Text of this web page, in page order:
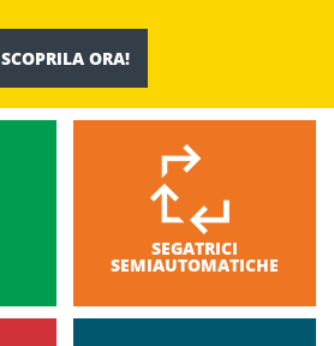
SCOPRILA ORA!
SEGATRICI
SEMIAUTOMATICHE